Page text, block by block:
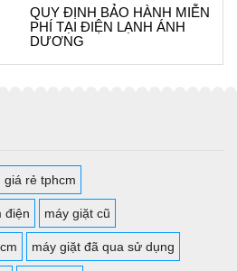
QUY ĐỊNH BẢO HÀNH MIỄN
PHÍ TẠI ĐIỆN LẠNH ÁNH
DƯƠNG
giá rẻ tphcm
điện máy giặt cũ
máy giặt đã qua sử dụng